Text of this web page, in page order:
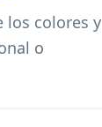
los colores y
o